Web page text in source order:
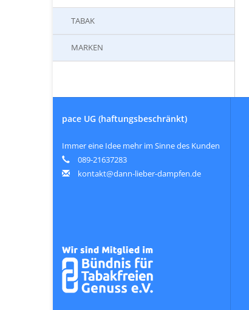
TABAK
MARKEN
pace UG (haftungsbeschränkt)
Immer eine Idee mehr im Sinne des Kunden
089-21637283
kontakt@dann-lieber-dampfen.de